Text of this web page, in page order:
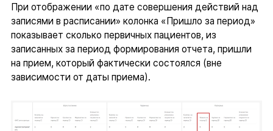
При отображении «по дате совершения действий над
записями в расписании» колонка «Пришло за период»
показывает сколько первичных пациентов, из
записанных за период формирования отчета, пришли
на прием, который фактически состоялся (вне
зависимости от даты приема).